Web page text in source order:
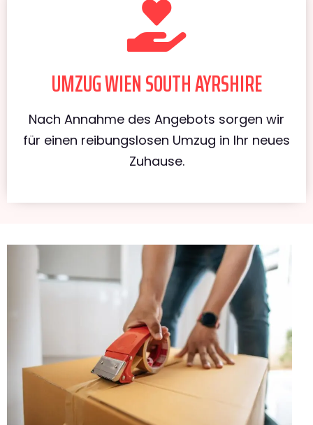
UMZUG WIEN SOUTH AYRSHIRE
Nach Annahme des Angebots sorgen wir
für einen reibungslosen Umzug in Ihr neues
Zuhause.